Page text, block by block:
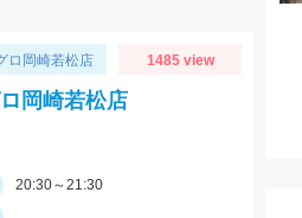
ロ岡崎若松店 1485 view
岡崎若松店
20:30～21:30